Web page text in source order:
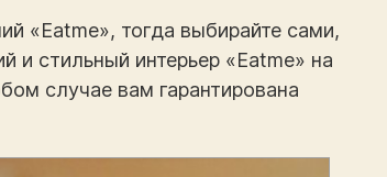
«Eatme», тогда выбирайте сами,
и стильный интерьер «Eatme» на
случае вам гарантирована